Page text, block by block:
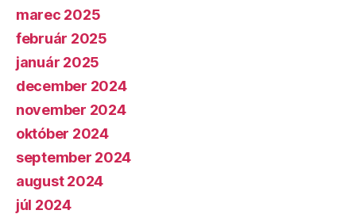
marec 2025
február 2025
január 2025
december 2024
november 2024
október 2024
september 2024
august 2024
júl 2024